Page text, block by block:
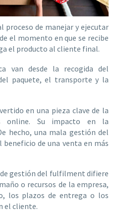
de manejar y ejecutar
el momento en que se recibe
el producto al cliente final.
van desde la recogida del
paquete, el transporte y la
en una pieza clave de la
online. Su impacto en la
hecho, una mala gestión del
de una venta en más
gestión del fulfilment difiere
o recursos de la empresa,
los plazos de entrega o los
el cliente.